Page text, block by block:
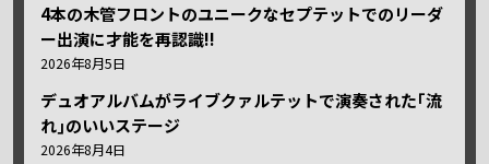
4本の木管フロントのユニークなセプテットでのリーダ
ー出演に才能を再認識!!
2026年8月5日
デュオアルバムがライブクァルテットで演奏された｢流
れ｣のいいステージ
2026年8月4日